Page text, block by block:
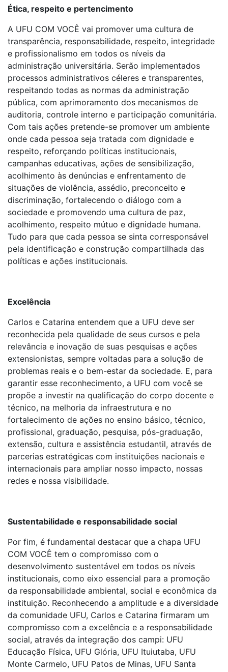
Ética, respeito e pertencimento
A UFU COM VOCÊ vai promover uma cultura de
transparência, responsabilidade, respeito, integridade
e profissionalismo em todos os níveis da
administração universitária. Serão implementados
processos administrativos céleres e transparentes,
respeitando todas as normas da administração
pública, com aprimoramento dos mecanismos de
auditoria, controle interno e participação comunitária.
Com tais ações pretende-se promover um ambiente
onde cada pessoa seja tratada com dignidade e
respeito, reforçando políticas institucionais,
campanhas educativas, ações de sensibilização,
acolhimento às denúncias e enfrentamento de
situações de violência, assédio, preconceito e
discriminação, fortalecendo o diálogo com a
sociedade e promovendo uma cultura de paz,
acolhimento, respeito mútuo e dignidade humana.
Tudo para que cada pessoa se sinta corresponsável
pela identificação e construção compartilhada das
políticas e ações institucionais.
Excelência
Carlos e Catarina entendem que a UFU deve ser
reconhecida pela qualidade de seus cursos e pela
relevância e inovação de suas pesquisas e ações
extensionistas, sempre voltadas para a solução de
problemas reais e o bem-estar da sociedade. E, para
garantir esse reconhecimento, a UFU com você se
propõe a investir na qualificação do corpo docente e
técnico, na melhoria da infraestrutura e no
fortalecimento de ações no ensino básico, técnico,
profissional, graduação, pesquisa, pós-graduação,
extensão, cultura e assistência estudantil, através de
parcerias estratégicas com instituições nacionais e
internacionais para ampliar nosso impacto, nossas
redes e nossa visibilidade.
Sustentabilidade e responsabilidade social
Por fim, é fundamental destacar que a chapa UFU
COM VOCÊ tem o compromisso com o
desenvolvimento sustentável em todos os níveis
institucionais, como eixo essencial para a promoção
da responsabilidade ambiental, social e econômica da
instituição. Reconhecendo a amplitude e a diversidade
da comunidade UFU, Carlos e Catarina firmaram um
compromisso com a excelência e a responsabilidade
social, através da integração dos campi: UFU
Educação Física, UFU Glória, UFU Ituiutaba, UFU
Monte Carmelo, UFU Patos de Minas, UFU Santa